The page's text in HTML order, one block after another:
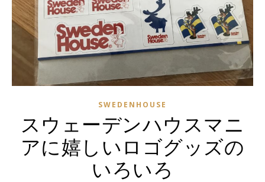
SWEDENHOUSE
スウェーデンハウスマニ
アに嬉しいロゴグッズの
いろいろ